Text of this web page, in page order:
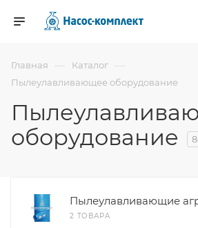
Главная — Каталог —
Пылеулавливающее оборудование
оборудование
Пылеулавливающие
2 ТОВАРА